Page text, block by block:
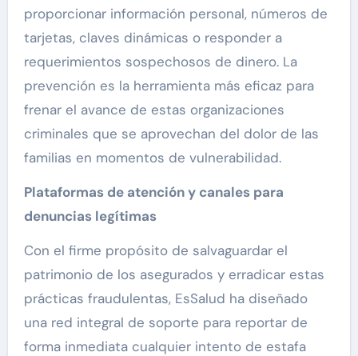
proporcionar información personal, números de
tarjetas, claves dinámicas o responder a
requerimientos sospechosos de dinero. La
prevención es la herramienta más eficaz para
frenar el avance de estas organizaciones
criminales que se aprovechan del dolor de las
familias en momentos de vulnerabilidad.
Plataformas de atención y canales para
denuncias legítimas
Con el firme propósito de salvaguardar el
patrimonio de los asegurados y erradicar estas
prácticas fraudulentas, EsSalud ha diseñado
una red integral de soporte para reportar de
forma inmediata cualquier intento de estafa